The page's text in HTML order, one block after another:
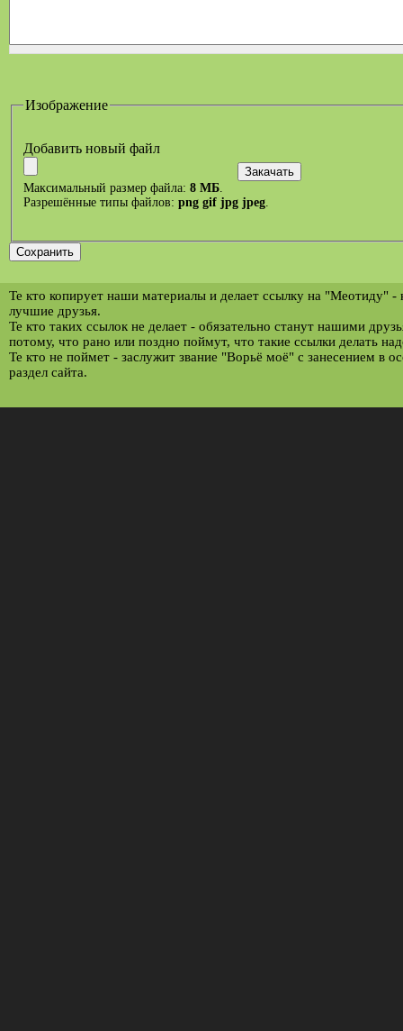
Изображение
Добавить новый файл
Максимальный размер файла: 8 МБ
Разрешённые типы файлов: png gif jpg jpeg
Те кто копирует наши материалы и делает ссылку на "Меотиду" -
лучшие друзья.
Те кто таких ссылок не делает - обязательно станут нашими
потому, что рано или поздно поймут, что такие ссылки делать
Те кто не поймет - заслужит звание "Ворьё моё" с занесением в
раздел сайта.